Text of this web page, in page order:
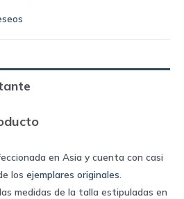
en Asia y cuenta con casi
los ejemplares originales.
medidas de la talla estipuladas en